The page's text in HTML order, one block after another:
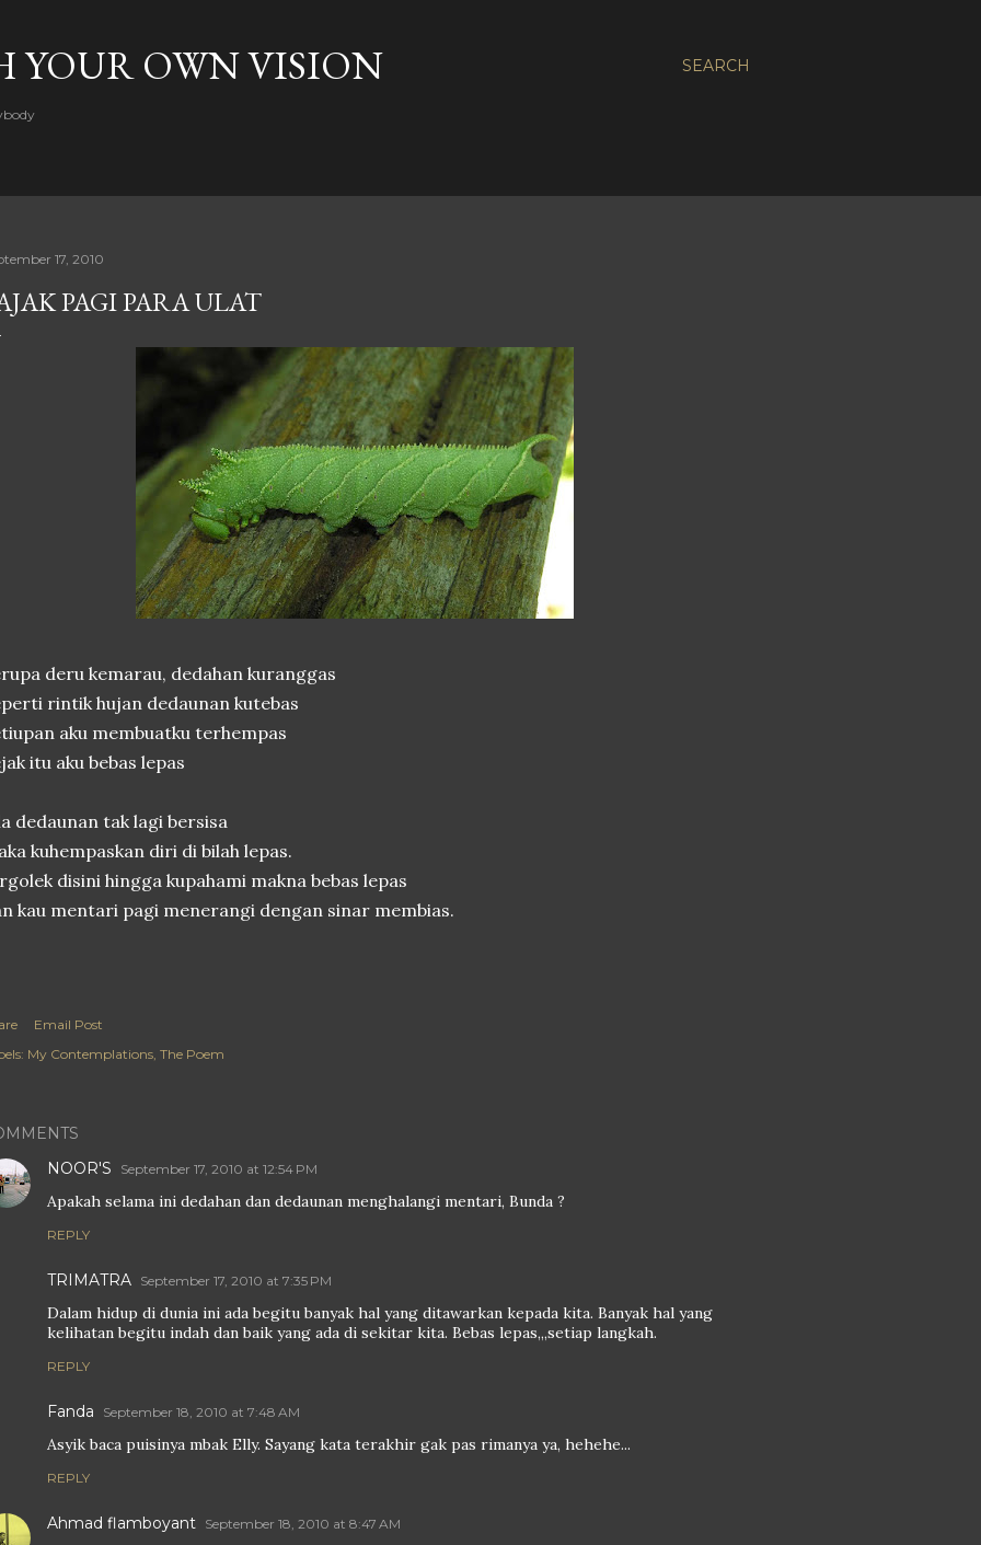
SEARCH
YOUR OWN VISION
17, 2010
PAGI PARA ULAT
deru kemarau, dedahan kuranggas
rintik hujan dedaunan kutebas
aku membuatku terhempas
itu aku bebas lepas
dedaunan tak lagi bersisa
kuhempaskan diri di bilah lepas.
disini hingga kupahami makna bebas lepas
kau mentari pagi menerangi dengan sinar membias.
Email Post
My Contemplations The Poem
NOOR'S
September 17, 2010 at 12:54 PM
Apakah selama ini dedahan dan dedaunan menghalangi mentari, Bunda ?
REPLY
TRIMATRA September 17, 2010 at 7:35 PM
Dalam hidup di dunia ini ada begitu banyak hal yang ditawarkan kepada kita. Banyak hal yang
kelihatan begitu indah dan baik yang ada di sekitar kita. Bebas lepas,,,setiap langkah.
REPLY
Fanda September 18, 2010 at 7:48 AM
Asyik baca puisinya mbak Elly. Sayang kata terakhir gak pas rimanya ya, hehehe...
REPLY
Ahmad flamboyant September 18, 2010 at 8:47 AM